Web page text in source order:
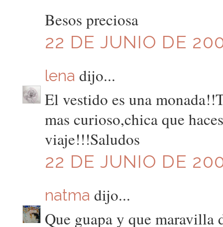
Besos preciosa
22 DE JUNIO DE
lena dijo...
El vestido es una
mas curioso,chica que
viaje!!!Saludos
22 DE JUNIO DE
natma dijo...
Que guapa y que maravilla